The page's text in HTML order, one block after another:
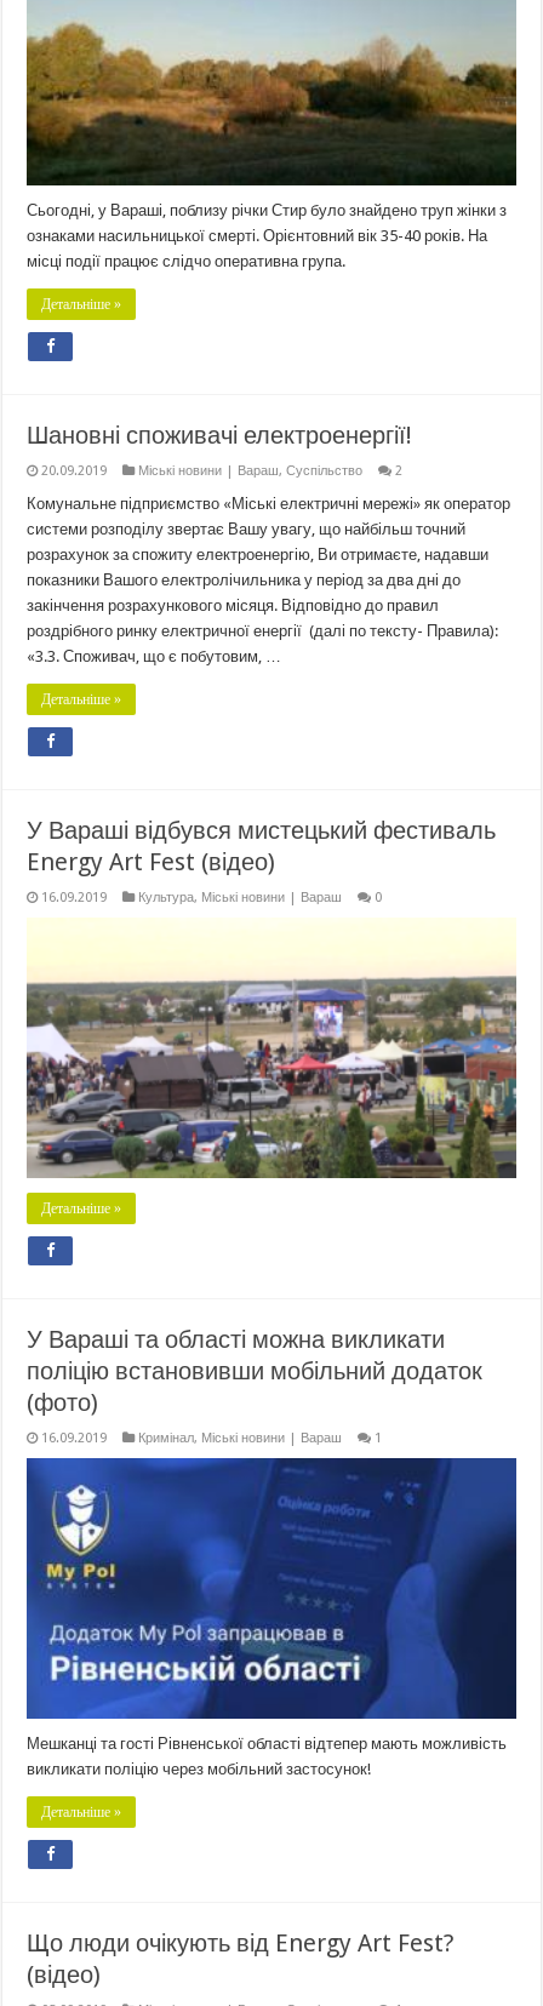
Сьогодні, у Вараші, поблизу річки Стир було знайдено труп жінки з
ознаками насильницької смерті. Орієнтовний вік 35-40 років. На
місці події працює слідчо оперативна група.
Детальніше »
Шановні споживачі електроенергії!
20.09.2019 Міські новини | Вараш,Суспільство 2
Комунальне підприємство «Міські електричні мережі» як оператор
системи розподілу звертає Вашу увагу, що найбільш точний
розрахунок за спожиту електроенергію, Ви отримаєте, надавши
показники Вашого електролічильника у період за два дні до
закінчення розрахункового місяця. Відповідно до правил
роздрібного ринку електричної енергії (далі по тексту- Правила):
«3.3. Споживач, що є побутовим, …
Детальніше »
У Вараші відбувся мистецький фестиваль
Energy Art Fest (відео)
16.09.2019 Культура, Міські новини | Вараш 0
Детальніше »
У Вараші та області можна викликати
поліцію встановивши мобільний додаток
(фото)
16.09.2019 Кримінал, Міські новини | Вараш 1
Мешканці та гості Рівненської області відтепер мають можливість
викликати поліцію через мобільний застосунок!
Детальніше »
Що люди очікують від Energy Art Fest?
(відео)